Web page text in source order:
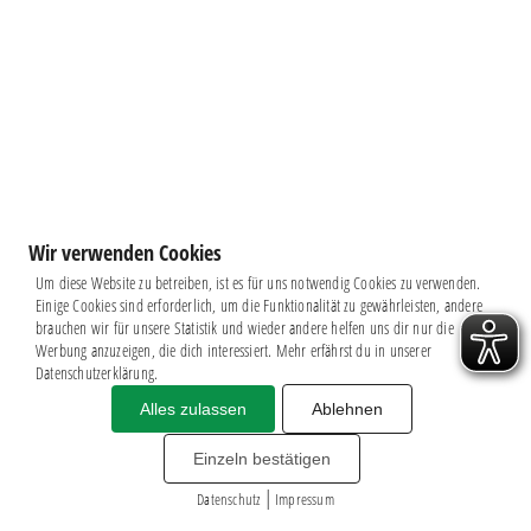
Impressum|Datenschutz
BSG CHEMIE LEIPZIG © 2026
MITGLIEDERZAHL: 2.816
webdesign by3W
Wir verwenden Cookies
Um diese Website zu betreiben, ist es für uns notwendig Cookies zu verwenden.
Einige Cookies sind erforderlich, um die Funktionalität zu gewährleisten, andere
brauchen wir für unsere Statistik und wieder andere helfen uns dir nur die
Werbung anzuzeigen, die dich interessiert. Mehr erfährst du in unserer
Datenschutzerklärung.
Alles zulassen Ablehnen
Einzeln bestätigen
Datenschutz | Impressum